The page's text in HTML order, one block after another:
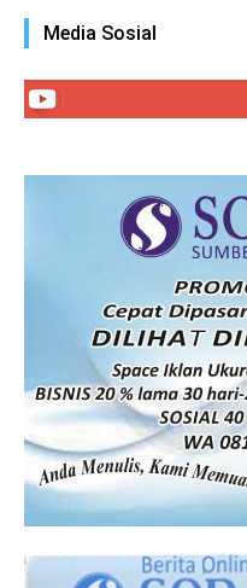
Media Sosial